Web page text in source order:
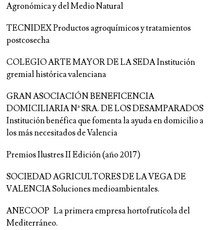
Agronómica y del Medio Natural
TECNIDEX Productos agroquímicos y tratamientos
postcosecha
COLEGIO ARTE MAYOR DE LA SEDA Institución
gremial histórica valenciana
GRAN ASOCIACIÓN BENEFICENCIA
DOMICILIARIA Nª SRA. DE LOS DESAMPARADOS
Institución benéfica que fomenta la ayuda en domicilio a
los más necesitados de Valencia
Premios Ilustres II Edición (año 2017)
SOCIEDAD AGRICULTORES DE LA VEGA DE
VALENCIA Soluciones medioambientales.
ANECOOP La primera empresa hortofrutícola del
Mediterráneo.